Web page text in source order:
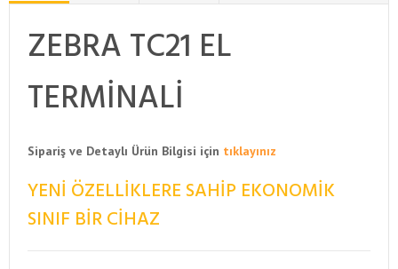
ZEBRA TC21 EL
TERMINALI
Sipariş ve Detaylı Ürün Bilgisi için tıklayınız
YENI ÖZELLIKLERE SAHIP EKONOMIK
SINIF BIR CIHAZ